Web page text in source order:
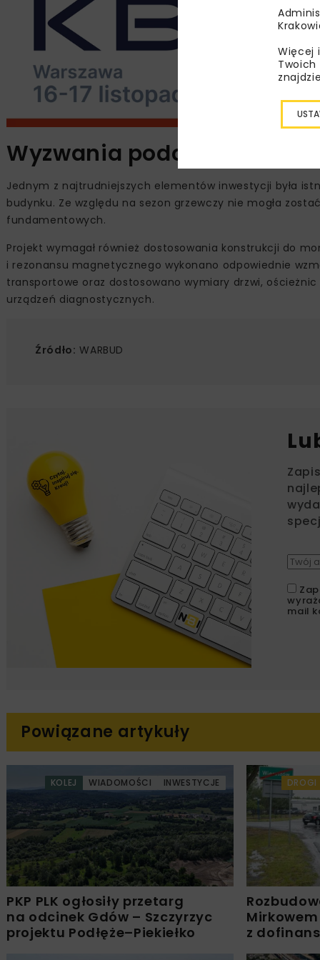
Wyzwania podczas realizacji
Jednym z najtrudniejszych elementów inwestycji była
budynku. Ze względu na sezon grzewczy nie mogła
fundamentowych.
Projekt wymagał również dostosowania konstrukcji do
i rezonansu magnetycznego wykonano odpowiednie
transportowe oraz dostosowano wymiary drzwi,
urządzeń diagnostycznych.
Źródło: WARBUD
mail
Powiązane artykuły
KOLEJ WIADOMOŚCI INWESTYCJE
PKP PLK ogłosiły przetarg
na odcinek Gdów – Szczyrzyc
projektu Podłęże–Piekiełko
DROGI
z
Więcej